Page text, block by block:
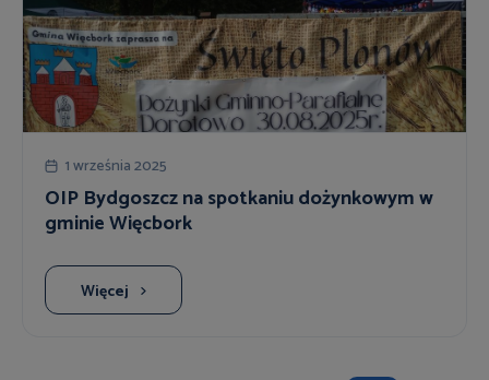
1 września 2025
OIP Bydgoszcz na spotkaniu dożynkowym w
gminie Więcbork
Więcej